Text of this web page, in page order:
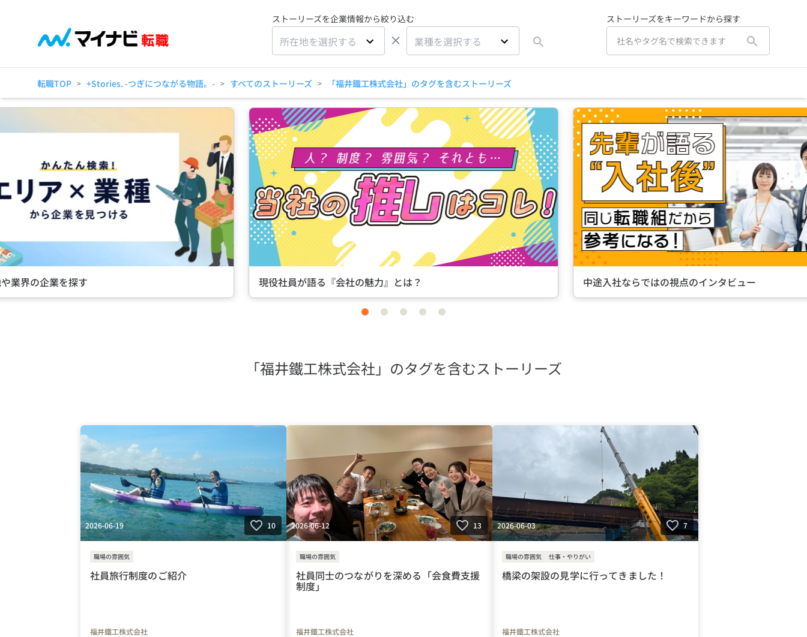
ストーリーズを企業情報から絞り込む
所在地を選択する × 業種を選択する
ストーリーズをキーワードから探す
転職TOP > +Stories. -つぎにつながる物語。- > すべてのストーリーズ > 「福井鐵工株式会社」のタグを含むストーリーズ
現役社員が語る『会社の魅力』とは？ 中途入社ならではの視点のインタビュー 転職に成功した先輩たちのインタ
item item item item item
「福井鐵工株式会社」のタグを含むストーリーズ
2026-06-19 10
職場の雰囲気
社員旅行制度のご紹介
福井鐵工株式会社
2026-06-12 13
職場の雰囲気
社員同士のつながりを深める「会食費支援
制度」
福井鐵工株式会社
2026-06-03 7
職場の雰囲気 仕事・やりがい
橋梁の架設の見学に行ってきました！
福井鐵工株式会社